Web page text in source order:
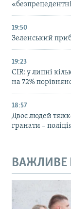
19:50
Зеленський
19:23
CIR: у липні
на 72%
18:57
Двоє людей
гранати –
ВАЖЛИВЕ